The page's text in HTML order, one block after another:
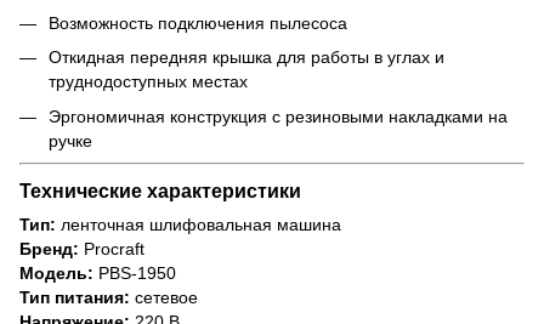
Возможность подключения пылесоса
Откидная передняя крышка для работы в углах и
труднодоступных местах
Эргономичная конструкция с резиновыми накладками на
ручке
Технические характеристики
Тип: ленточная шлифовальная машина
Бренд: Procraft
Модель: PBS-1950
Тип питания: сетевое